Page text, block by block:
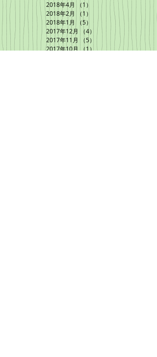
2018年4月
（1）
1件の記事
2018年2月
（1）
1件の記事
2018年1月
（5）
5件の記事
2017年12月
（4）
4件の記事
2017年11月
（5）
5件の記事
2017年10月
（1）
1件の記事